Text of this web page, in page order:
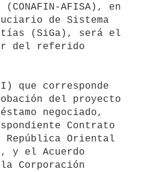
AFISA), en
de Sistema
(SiGa), será el
del referido
del proyecto
negociado,
Contrato
República Oriental
y el Acuerdo
Corporación